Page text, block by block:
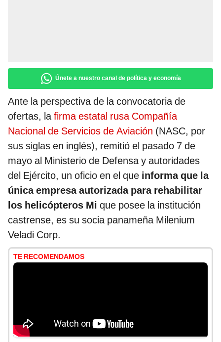
Únete a nuestro canal de política y economía
Ante la perspectiva de la convocatoria de
ofertas, lafirma estatal rusa Compañía
Nacional de Servicios de Aviación (NASC, por
sus siglas en inglés), remitió el pasado 7 de
mayo al Ministerio de Defensa y autoridades
del Ejército, un oficio en el que informa que la
única empresa autorizada para rehabilitar
los helicópteros Mi que posee la institución
castrense, es su socia panameña Milenium
Veladi Corp.
TE RECOMENDAMOS